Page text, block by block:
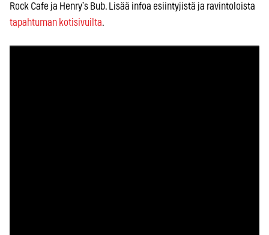
Rock Cafe ja Henry’s Bub. Lisää infoa esiintyjistä ja ravintoloista
tapahtuman kotisivuilta.